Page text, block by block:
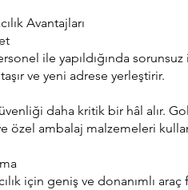
Avantajları
ile yapıldığında
ve yeni adrese yerleştirir.
daha kritik bir hâl alır.
ve özel ambalaj malzemeleri
için geniş ve donanımlı